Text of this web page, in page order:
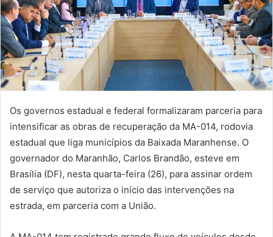
e
-
m
a
Os governos estadual e federal formalizaram parceria para
intensificar as obras de recuperação da MA-014, rodovia
estadual que liga municípios da Baixada Maranhense. O
governador do Maranhão, Carlos Brandão, esteve em
Brasília (DF), nesta quarta-feira (26), para assinar ordem
de serviço que autoriza o início das intervenções na
estrada, em parceria com a União.